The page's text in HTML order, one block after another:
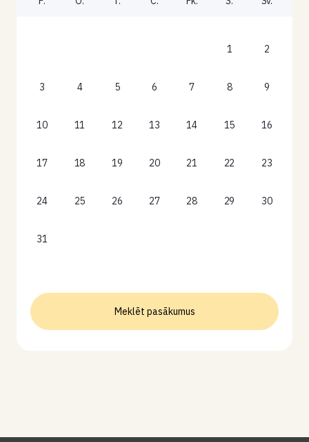
1 2
3 4 5 6 7 8 9
10 11 12 13 14 15 16
17 18 19 20 21 22 23
24 25 26 27 28 29 30
31
Meklēt pasākumus